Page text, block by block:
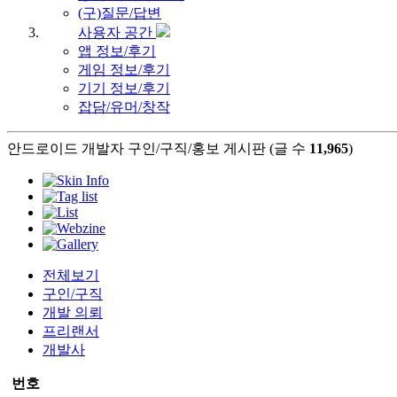
(구)질문/답변
사용자 공간
앱 정보/후기
게임 정보/후기
기기 정보/후기
잡담/유머/창작
안드로이드 개발자 구인/구직/홍보 게시판 (글 수 11,965)
전체보기
구인/구직
개발 의뢰
프리랜서
개발사
번호